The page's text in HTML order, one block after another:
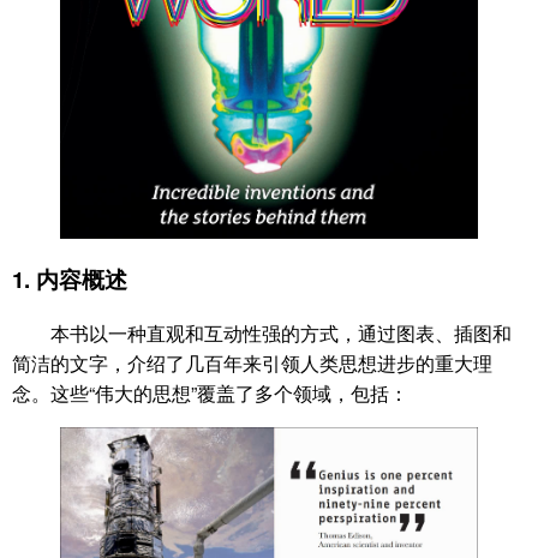
1. 内容概述
本书以一种直观和互动性强的方式，通过图表、插图和
简洁的文字，介绍了几百年来引领人类思想进步的重大理
念。这些“伟大的思想”覆盖了多个领域，包括：